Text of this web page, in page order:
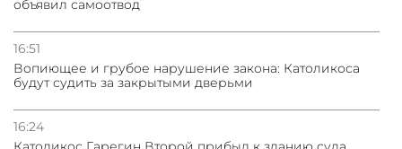
объявил самоотвод
16:51
Вопиющее и грубое нарушение закона: Католикоса
будут судить за закрытыми дверьми
16:24